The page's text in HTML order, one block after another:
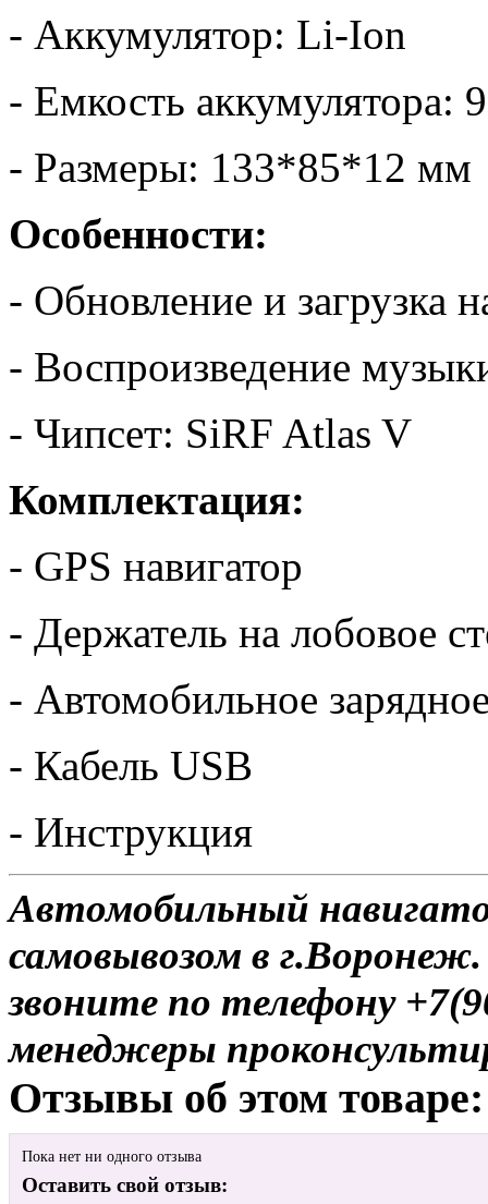
- Аккумулятор: Li-Ion
- Емкость аккумулятора:
- Размеры: 133*85*12 мм
Особенности:
- Обновление и загрузка
- Воспроизведение
- Чипсет: SiRF Atlas V
Комплектация:
- GPS навигатор
- Держатель на лобовое
- Автомобильное
- Кабель USB
- Инструкция
Автомобильный
самовывозом в
звоните по телефону
менеджеры
Отзывы об этом товаре:
Пока нет ни одного отзыва
Оставить свой отзыв: